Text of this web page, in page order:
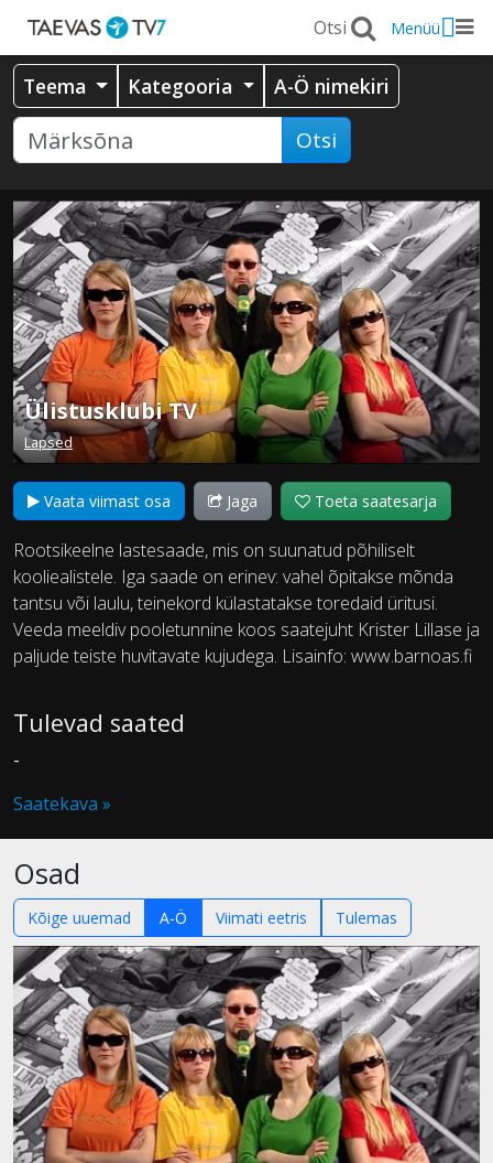
Menüü
Teema Kategooria A-Ö nimekiri
Otsi
Ülistusklubi TV
Lapsed
Vaata viimast osa Jaga Toeta saatesarja
Rootsikeelne lastesaade, mis on suunatud põhiliselt
kooliealistele. Iga saade on erinev: vahel õpitakse mõnda
tantsu või laulu, teinekord külastatakse toredaid üritusi.
Veeda meeldiv pooletunnine koos saatejuht Krister Lillase ja
paljude teiste huvitavate kujudega. Lisainfo: www.barnoas.fi
Tulevad saated
-
Saatekava »
Osad
Kõige uuemad A-Ö Viimati eetris Tulemas